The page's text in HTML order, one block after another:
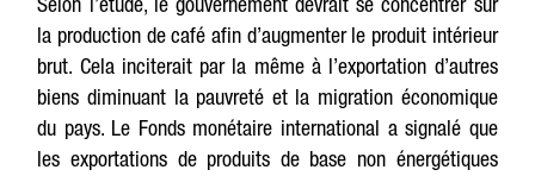
la production de café afin d’augmenter le produit intérieur
brut. Cela inciterait par la même à l’exportation d’autres
biens diminuant la pauvreté et la migration économique
du pays. Le Fonds monétaire international a signalé que
les exportations de produits de base non énergétiques